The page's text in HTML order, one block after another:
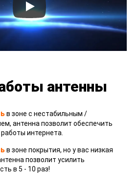
антенны
в зоне с нестабильным /
антенна позволит обеспечить
интернета.
в зоне покрытия, но у вас низкая
позволит усилить
в 5 - 10 раз!